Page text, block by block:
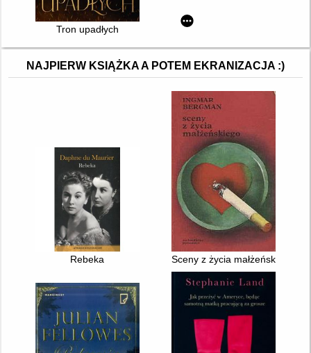
Tron upadłych
NAJPIERW KSIĄŻKA A POTEM EKRANIZACJA :)
Rebeka Sceny z życia małżeńskiego